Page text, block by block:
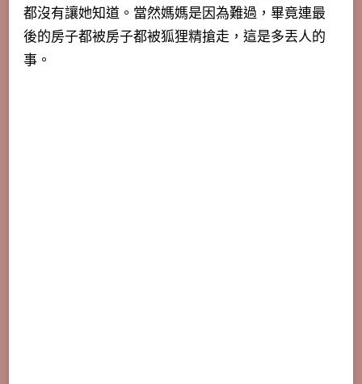
都沒有讓她知道。當然媽媽是因為難過，畢竟連最
後的房子都被房子都被狐狸精搶走，這是多丟人的
事。